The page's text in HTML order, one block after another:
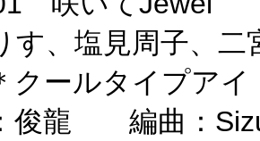
す、塩見周子、二
ールタイプアイ
俊龍 編曲：